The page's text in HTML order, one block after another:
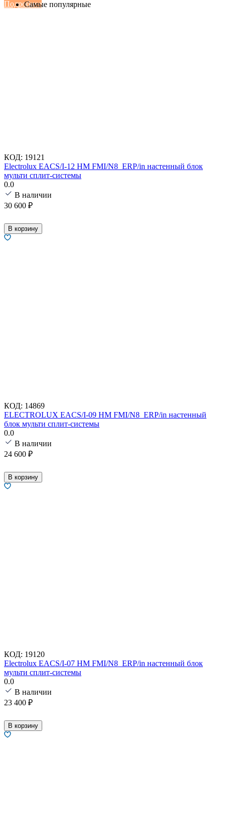
ПодробнееСамые популярные
КОД: 19121
Electrolux EACS/I-12 HM FMI/N8_ERP/in настенный блок
мульти сплит-системы
0.0
В наличии
30 600 ₽
В корзину
КОД: 14869
ELECTROLUX EACS/I-09 HM FMI/N8_ERP/in настенный
блок мульти сплит-системы
0.0
В наличии
24 600 ₽
В корзину
КОД: 19120
Electrolux EACS/I-07 HM FMI/N8_ERP/in настенный блок
мульти сплит-системы
0.0
В наличии
23 400 ₽
В корзину